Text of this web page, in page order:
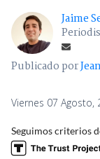
Jaime
Publicado por
Viernes 07 Agosto,
Seguimos criterios